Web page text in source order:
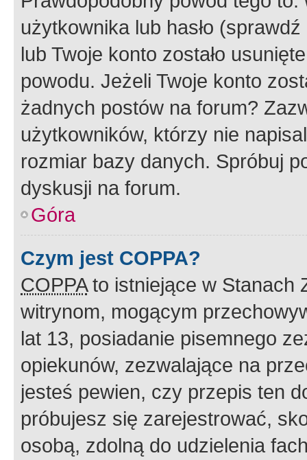
użytkownika lub hasło
lub Twoje konto zostało
powodu. Jeżeli Twoje konto
żadnych postów na forum?
użytkowników, którzy nie
rozmiar bazy danych. Spróbuj
dyskusji na forum.
Góra
Czym jest COPPA?
COPPAto istniejące w Stanach
witrynom, mogącym
lat 13, posiadanie pisemnego
opiekunów, zezwalające na
jesteś pewien, czy przepis ten
próbujesz się zarejestrować,
osobą, zdolną do udzielenia